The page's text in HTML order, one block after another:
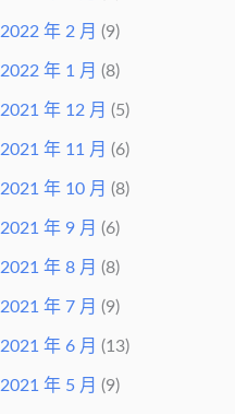
2022 年 2 月 (9)
2022 年 1 月 (8)
2021 年 12 月 (5)
2021 年 11 月 (6)
2021 年 10 月 (8)
2021 年 9 月 (6)
2021 年 8 月 (8)
2021 年 7 月 (9)
2021 年 6 月 (13)
2021 年 5 月 (9)